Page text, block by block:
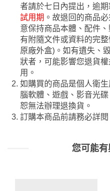
者請於七日內提出，逾期
試用期 。故退回的商品
意保持商品本體、配件
有附隨文件或資料的完
原廠外盒)。如有遺失、
狀者，可能影響您退貨
用。
如購買的商品是個人衛
腦軟體、遊戲、影音光
恕無法辦理退換貨。
訂購本商品前請務必詳閱
您可能